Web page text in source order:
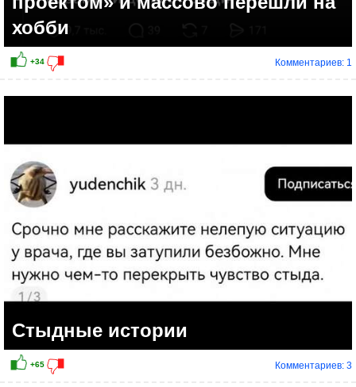
хобби
Комментариев: 1
Стыдные истории
Комментариев: 3